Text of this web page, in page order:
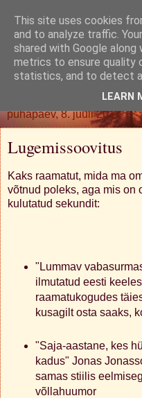
Oh. Jah.
pühapäev, 8. juuli 2012
Lugemissoovitus
Kaks raamatut, mida ma
võtnud poleks, aga mis on
kulutatud sekundit:
"Lummav
ilmutatud eesti
raamatukogudes
kusagilt osta saaks,
"Saja-aastane, kes
kadus" Jonas
samas stiilis
võllahuumor
This site uses cookies
and to analyze traffic.
shared with Google
metrics to ensure quality
statistics, and to detect
LEARN